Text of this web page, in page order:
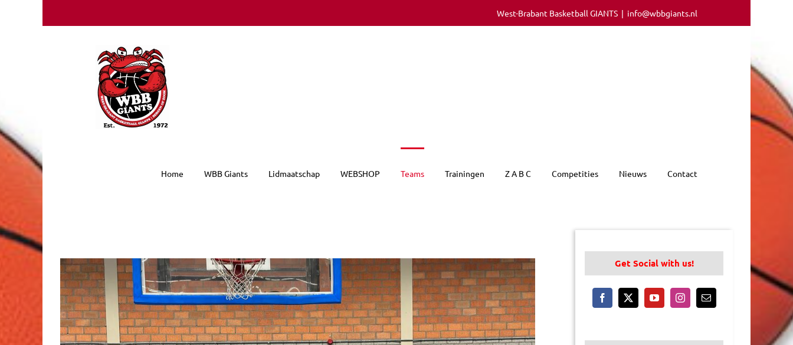
West-Brabant Basketball GIANTS | info@wbbgiants.nl
Home WBB Giants Lidmaatschap WEBSHOP Teams Trainingen Z A B C Competities Nieuws Contact
Get Social with us!